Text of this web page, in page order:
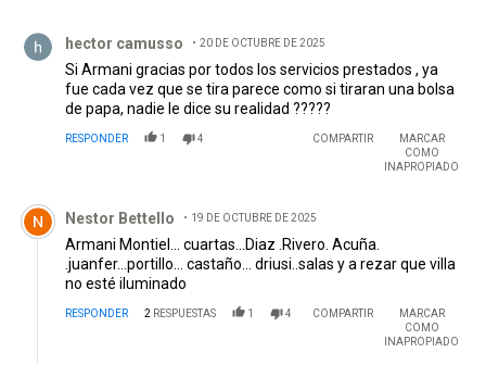
hector camusso 20 DE OCTUBRE DE 2025
Si Armani gracias por todos los servicios prestados , ya
fue cada vez que se tira parece como si tiraran una bolsa
de papa, nadie le dice su realidad ?????
RESPONDER 1 4 COMPARTIR
MARCAR
COMO
INAPROPIADO
Comentario de Nestor Bettello.
Nestor Bettello 19 DE OCTUBRE DE 2025
Armani Montiel... cuartas...Diaz .Rivero. Acuña.
.juanfer...portillo... castaño... driusi..salas y a rezar que villa
no esté iluminado
RESPONDER 2 RESPUESTAS 1 4 COMPARTIR
MARCAR
COMO
INAPROPIADO